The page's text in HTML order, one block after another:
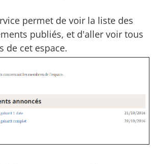
permet de voir la liste des
publiés, et d'aller voir tous
de cet espace.